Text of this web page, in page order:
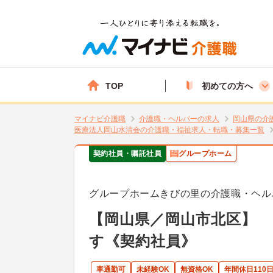
TOP 初めての方へ
マイナビ介護職 介護職・ヘルパーの求人
岡山県の介
医療法人岡山水清会の介護職・福祉求人・転職・募集一覧
契約社員・嘱託社員 グループホーム
グループホームきびの里の介護職・ヘ
【岡山県／岡山市北区
す《契約社員》
車通勤可 未経験OK 無資格OK 年間休日110